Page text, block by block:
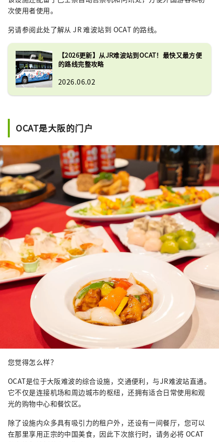
次使用者使用。
另请参阅此处了解从 JR 难波站到 OCAT 的路线。
【2026更新】从JR难波站到OCAT！最快又最方便
的路线完整攻略
2026.06.02
OCAT是大阪的门户
您觉得怎么样？
OCAT是位于大阪难波的综合设施，交通便利，与JR难波站直通。
它不仅是连接机场和周边城市的枢纽，还拥有适合日常使用和观
光的购物中心和餐饮区。
除了设施内众多具有吸引力的租户外，还设有一间餐厅，您可以
在那里享用正宗的中国美食，因此下次旅行时，请务必将 OCAT